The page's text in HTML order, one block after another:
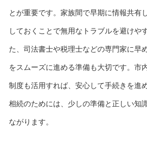
とが重要です。家族間で早期に情報共有
しておくことで無用なトラブルを避けや
た、司法書士や税理士などの専門家に早
をスムーズに進める準備も大切です。市
制度も活用すれば、安心して手続きを進
相続のためには、少しの準備と正しい知
ながります。